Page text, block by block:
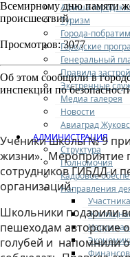
Афиша
Туризм
Города-
Городские
Генеральный
Правила
Экстренные
Медиа галерея
Новости
Авиаград
АДМИНИСТРАЦИЯ
Структура
Полномочия
Кадровое
Направления
Всемирному дню памяти
происшествий
Просмотров: 3077
Об этом сообщили в
инспекции по
Ученики школы № 9
жизни». Мероприятие
сотрудников ГИБДД и
организаций.
Школьники подарили
пешеходам авторские
голубей и напомнили